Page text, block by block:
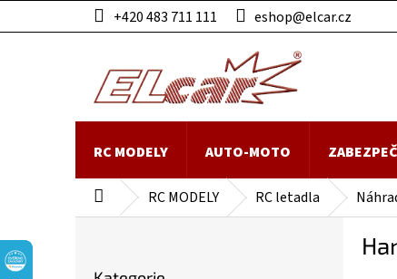
na
+420 483 711 111 eshop@elcar.cz
RC MODELY AUTO-MOTO
Domů RC MODELY RC letadla